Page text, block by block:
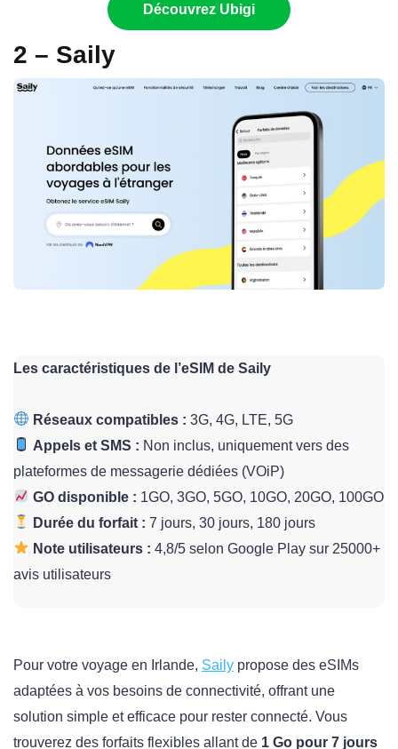
Découvrez Ubigi
2 – Saily
Les caractéristiques de l’eSIM de Saily
Réseaux compatibles : 3G, 4G, LTE, 5G
Appels et SMS : Non inclus, uniquement vers des
plateformes de messagerie dédiées (VOiP)
GO disponible : 1GO, 3GO, 5GO, 10GO, 20GO, 100GO
Durée du forfait : 7 jours, 30 jours, 180 jours
Note utilisateurs : 4,8/5 selon Google Play sur 25000+
avis utilisateurs
Pour votre voyage en Irlande, Saily propose des eSIMs
adaptées à vos besoins de connectivité, offrant une
solution simple et efficace pour rester connecté. Vous
trouverez des forfaits flexibles allant de 1 Go pour 7 jours